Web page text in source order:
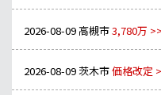
2026-08-09 高槻市3,780万 >>
2026-08-09茨木市価格改定